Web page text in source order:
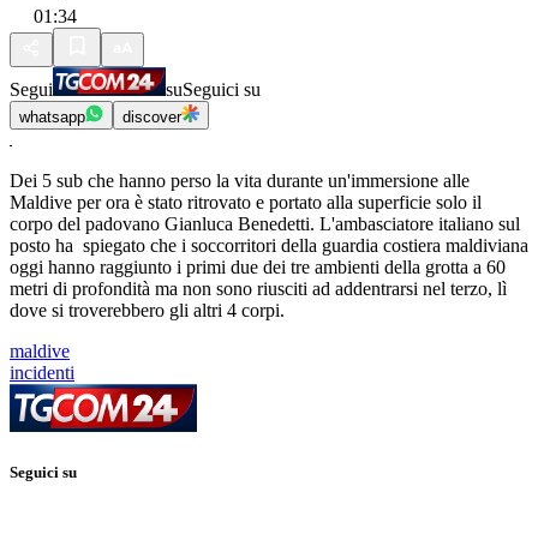
01:34
Segui suSeguici su
whatsapp discover
Dei 5 sub che hanno perso la vita durante un'immersione alle
Maldive per ora è stato ritrovato e portato alla superficie solo il
corpo del padovano Gianluca Benedetti. L'ambasciatore italiano sul
posto ha spiegato che i soccorritori della guardia costiera maldiviana
oggi hanno raggiunto i primi due dei tre ambienti della grotta a 60
metri di profondità ma non sono riusciti ad addentrarsi nel terzo, lì
dove si troverebbero gli altri 4 corpi.
maldive
incidenti
Seguici su